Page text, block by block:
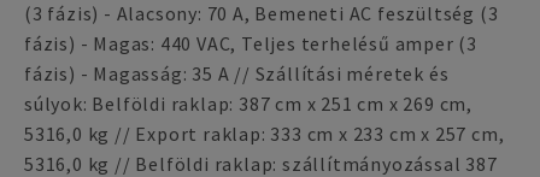
(3 fázis) - Alacsony: 70 A, Bemeneti AC feszültség (3
fázis) - Magas: 440 VAC, Teljes terhelésű amper (3
fázis) - Magasság: 35 A // Szállítási méretek és
súlyok: Belföldi raklap: 387 cm x 251 cm x 269 cm,
5316,0 kg // Export raklap: 333 cm x 233 cm x 257 cm,
5316,0 kg // Belföldi raklap: szállítmányozással 387